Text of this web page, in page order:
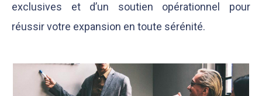
exclusives et d’un soutien opérationnel pour
réussir votre expansion en toute sérénité.